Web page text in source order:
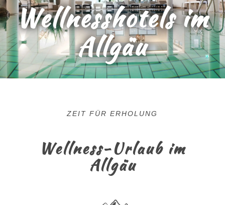
Wellnesshotels im
Allgäu
ZEIT FÜR ERHOLUNG
Wellness-Urlaub im
Allgäu